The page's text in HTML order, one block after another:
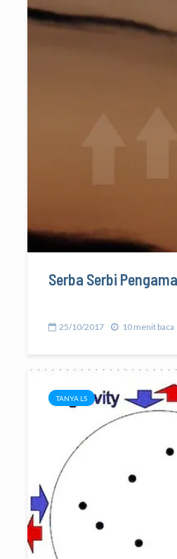
Serba Serbi
25/10/2017 10 menit baca
TANYA LS